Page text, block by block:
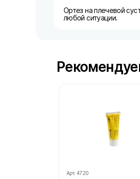
Ортез на плечевой
любой ситуации.
Арт. 4720